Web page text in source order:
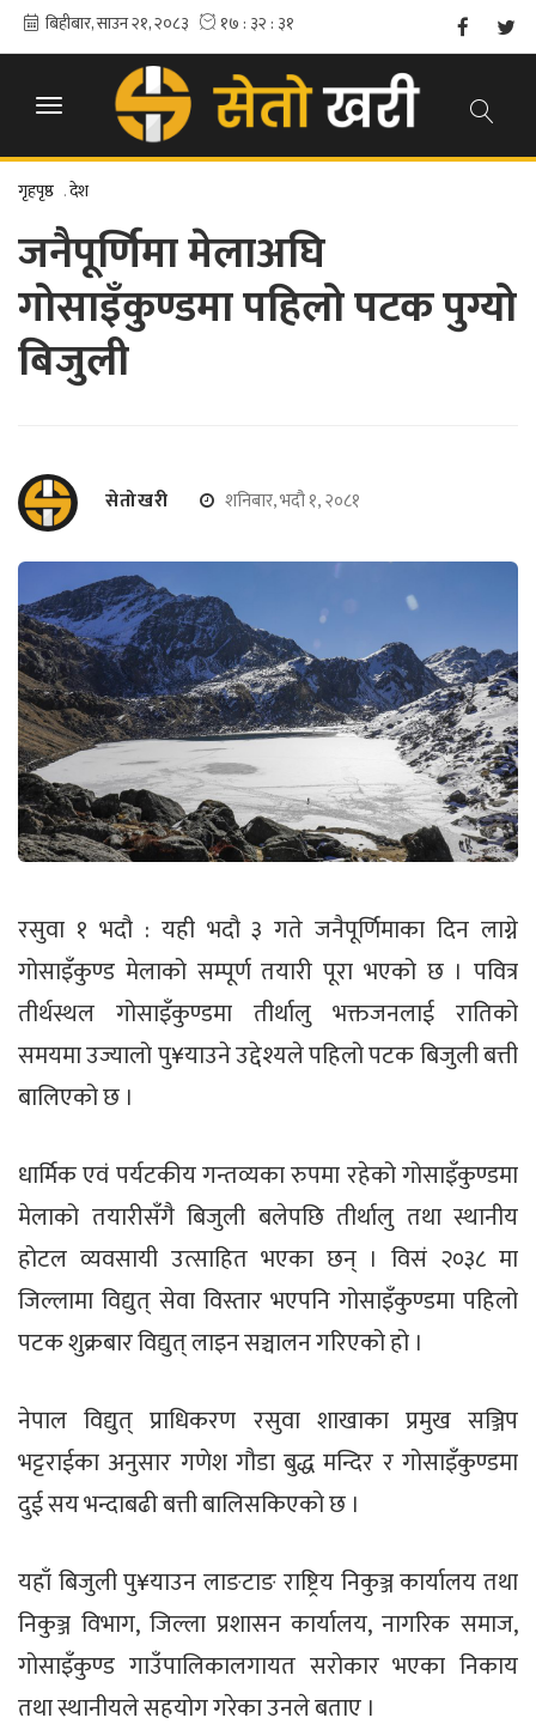
गृहपृष्ठ .देश
जनैपूर्णिमा मेलाअघि
गोसाइँकुण्डमा पहिलो पटक पुग्यो
बिजुली
सेतोखरी शनिबार, भदौ १, २०८१
रसुवा १ भदौ : यही भदौ ३ गते जनैपूर्णिमाका दिन लाग्ने
गोसाइँकुण्ड मेलाको सम्पूर्ण तयारी पूरा भएको छ । पवित्र
तीर्थस्थल गोसाइँकुण्डमा तीर्थालु भक्तजनलाई रातिको
समयमा उज्यालो पु¥याउने उद्देश्यले पहिलो पटक बिजुली बत्ती
बालिएको छ ।
धार्मिक एवं पर्यटकीय गन्तव्यका रुपमा रहेको गोसाइँकुण्डमा
मेलाको तयारीसँगै बिजुली बलेपछि तीर्थालु तथा स्थानीय
होटल व्यवसायी उत्साहित भएका छन् । विसं २०३८ मा
जिल्लामा विद्युत् सेवा विस्तार भएपनि गोसाइँकुण्डमा पहिलो
पटक शुक्रबार विद्युत् लाइन सञ्चालन गरिएको हो ।
नेपाल विद्युत् प्राधिकरण रसुवा शाखाका प्रमुख सञ्जिप
भट्टराईका अनुसार गणेश गौडा बुद्ध मन्दिर र गोसाइँकुण्डमा
दुई सय भन्दाबढी बत्ती बालिसकिएको छ ।
यहाँ बिजुली पु¥याउन लाङटाङ राष्ट्रिय निकुञ्ज कार्यालय तथा
निकुञ्ज विभाग, जिल्ला प्रशासन कार्यालय, नागरिक समाज,
गोसाइँकुण्ड गाउँपालिकालगायत सरोकार भएका निकाय
तथा स्थानीयले सहयोग गरेका उनले बताए ।